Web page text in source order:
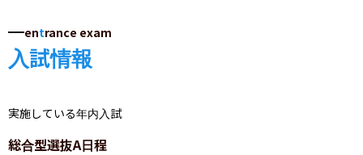
entrance exam
入試情報
実施している年内入試
総合型選抜A日程